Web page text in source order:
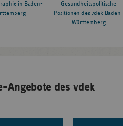
in Baden-
Gesundheitspolitische
Positionen des vdek Baden-
Württemberg
Angebote des vdek